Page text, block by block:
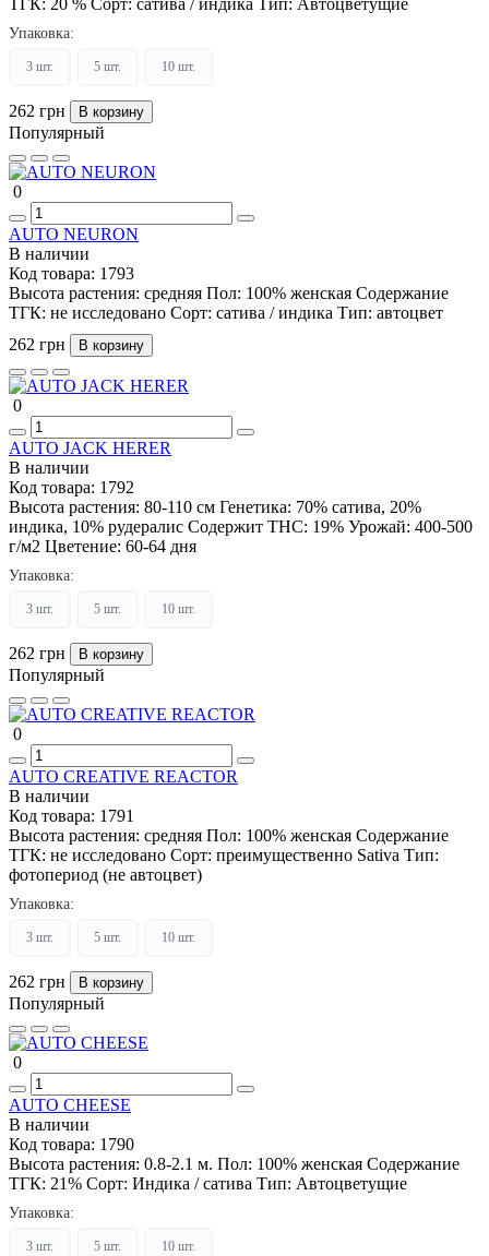
Упаковка:
3 шт. 5 шт. 10 шт.
262 грн В корзину
Популярный
0
AUTO NEURON
В наличии
Код товара: 1793
Высота растения: средняя Пол: 100% женская Содержание
ТГК: не исследовано Сорт: сатива / индика Тип: автоцвет
262 грн
В корзину
0
AUTO JACK HERER
В наличии
Код товара: 1792
Высота растения: 80-110 см Генетика: 70% сатива, 20%
индика, 10% рудералис Содержит THC: 19% Урожай: 400-500
г/м2 Цветение: 60-64 дня
Упаковка:
3 шт. 5 шт. 10 шт.
262 грн В корзину
Популярный
0
AUTO CREATIVE REACTOR
В наличии
Код товара: 1791
Высота растения: средняя Пол: 100% женская Содержание
ТГК: не исследовано Сорт: преимущественно Sativa Тип:
фотопериод (не автоцвет)
Упаковка:
3 шт. 5 шт. 10 шт.
262 грн В корзину
Популярный
0
AUTO CHEESE
В наличии
Код товара: 1790
Высота растения: 0.8-2.1 м. Пол: 100% женская Содержание
ТГК: 21% Сорт: Индика / сатива Тип: Автоцветущие
Упаковка:
3 шт. 5 шт. 10 шт.